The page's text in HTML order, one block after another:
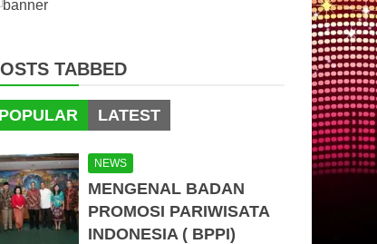
TABBED
POPULAR LATEST
NEWS
MENGENAL BADAN
PROMOSI PARIWISATA
INDONESIA ( BPPI)